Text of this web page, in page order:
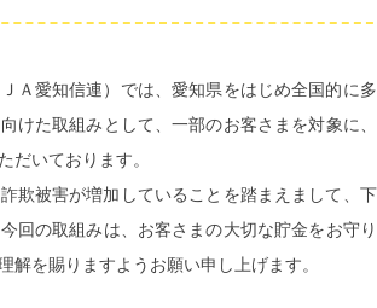
Ａ愛知信連）では、愛知県をはじめ全国的に
けた取組みとして、一部のお客さまを対象に
だいております。
欺被害が増加していることを踏まえまして、
今回の取組みは、お客さまの大切な貯金をお守
解を賜りますようお願い申し上げます。